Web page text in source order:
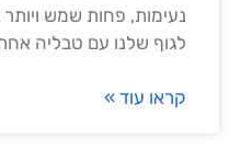
נעימות, פחות שמש ויותר
לגוף שלנו עם טבליה אחת
קראו עוד »